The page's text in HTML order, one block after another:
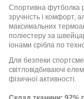
Спортивна футболка
зручність і комфорт,
максимальних
поліестеру за
іонами срібла по
Для безпеки
світловідбиваючі
фізичної активності.